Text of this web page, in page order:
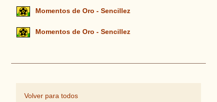
Momentos de Oro - Sencillez
Momentos de Oro - Sencillez
Volver para todos